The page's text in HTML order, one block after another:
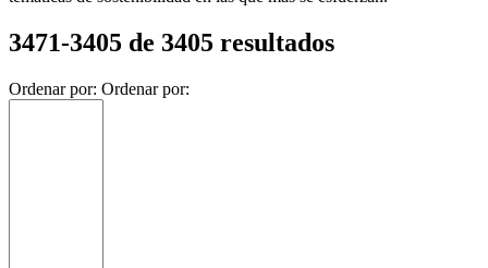
3471-3405 de 3405 resultados
Ordenar por: Ordenar por: